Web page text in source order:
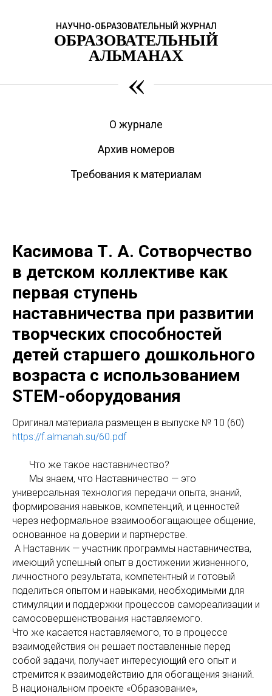
НАУЧНО-ОБРАЗОВАТЕЛЬНЫЙ ЖУРНАЛ
ОБРАЗОВАТЕЛЬНЫЙ
АЛЬМАНАХ
«
О журнале
Архив номеров
Требования к материалам
Касимова Т. А. Сотворчество
в детском коллективе как
первая ступень
наставничества при развитии
творческих способностей
детей старшего дошкольного
возраста с использованием
STEM-оборудования
Оригинaл материала размещен в выпуске № 10 (60)
https://f.almanah.su/60.pdf
Что же такое наставничество?
Мы знаем, что Наставничество — это
универсальная технология передачи опыта, знаний,
формирования навыков, компетенций, и ценностей
через неформальное взаимообогащающее общение,
основанное на доверии и партнерстве.
А Наставник — участник программы наставничества,
имеющий успешный опыт в достижении жизненного,
личностного результата, компетентный и готовый
поделиться опытом и навыками, необходимыми для
стимуляции и поддержки процессов самореализации и
самосовершенствования наставляемого.
Что же касается наставляемого, то в процессе
взаимодействия он решает поставленные перед
собой задачи, получает интересующий его опыт и
стремится к взаимодействию для обогащения знаний.
В национальном проекте «Образование»,